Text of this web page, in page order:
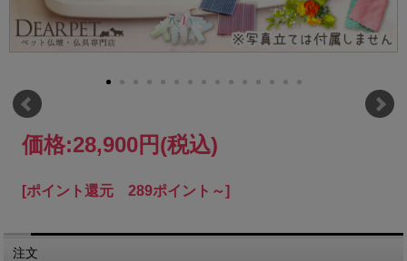
価格:28,900円(税込)
[ポイント還元 289ポイント～]
注文